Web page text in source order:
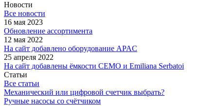
Новости
Все новости
16 мая 2023
Обновление ассортимента
12 мая 2022
На сайт добавлено оборудование APAC
25 апреля 2022
На сайт добавлены ёмкости CEMO и Emiliana Serbatoi
Статьи
Все статьи
Механический или цифровой счетчик выбрать?
Ручные насосы со счётчиком